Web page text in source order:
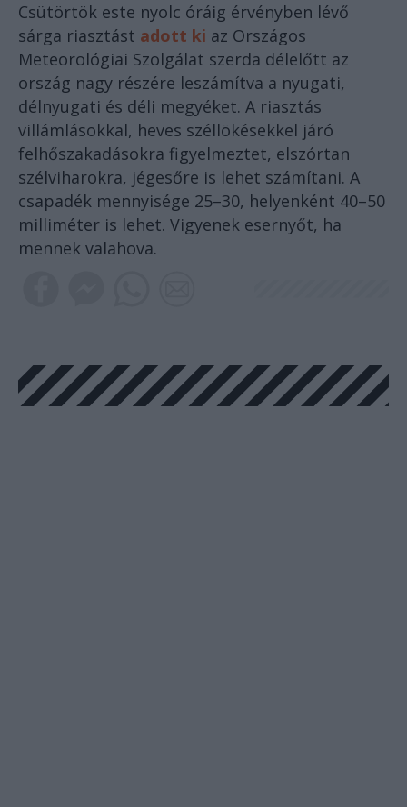
Csütörtök este nyolc óráig érvényben lévő
sárga riasztást adott ki az Országos
Meteorológiai Szolgálat szerda délelőtt az
ország nagy részére leszámítva a nyugati,
délnyugati és déli megyéket. A riasztás
villámlásokkal, heves széllökésekkel járó
felhőszakadásokra figyelmeztet, elszórtan
szélviharokra, jégesőre is lehet számítani. A
csapadék mennyisége 25–30, helyenként 40–50
milliméter is lehet. Vigyenek esernyőt, ha
mennek valahova.